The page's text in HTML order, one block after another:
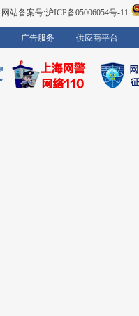
网站备案号:沪ICP备05006054号-11
广告服务 供应商平台